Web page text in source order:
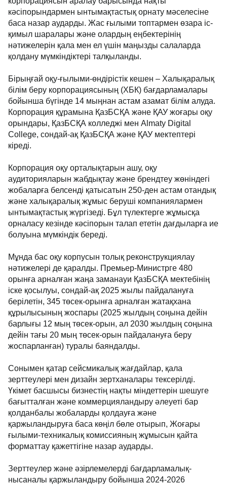
кәсіпорындармен ынтымақтастық орнату мәселесіне
баса назар аударды. Жас ғылыми топтармен өзара іс-
қимыл шаралары және олардың еңбектерінің
нәтижелерін қала мен ел үшін маңызды салаларда
қолдану мүмкіндіктері талқыланды.
Бірыңғай оқу-ғылыми-өндірістік кешен – Халықаралық
білім беру корпорациясының (ХБК) бағдарламалары
бойынша бүгінде 14 мыңнан астам азамат білім алуда.
Корпорация құрамына ҚазБСҚА және ҚАУ жоғары оқу
орындары, ҚазБСҚА колледжі мен Almaty Digital
College, сондай-ақ ҚазБСҚА және ҚАУ мектептері
кіреді.
Корпорация оқу орталықтарын ашу, оқу
аудиторияларын жабдықтау және брендтеу жөніндегі
жобаларға белсенді қатысатын 250-ден астам отандық
және халықаралық жұмыс беруші компаниялармен
ынтымақтастық жүргізеді. Бұл түлектерге жұмысқа
орналасу кезінде кәсіпорын талап ететін дағдыларға ие
болуына мүмкіндік береді.
Мұнда бас оқу корпусын толық реконструкциялау
нәтижелері де қаралды. Премьер-Министрге 480
орынға арналған жаңа заманауи ҚазБСҚА мектебінің
іске қосылуы, сондай-ақ 2025 жылы пайдалануға
берілетін, 345 төсек-орынға арналған жатақхана
құрылысының жоспары (2025 жылдың соңына дейін
барлығы 12 мың төсек-орын, ал 2030 жылдың соңына
дейін тағы 20 мың төсек-орын пайдалануға беру
жоспарланған) туралы баяндалды.
Сонымен қатар сейсмикалық жағдайлар, қала
зерттеулері мен дизайн зертханалары тексерілді.
Үкімет басшысы бизнестің нақты міндеттерін шешуге
бағытталған және коммерцияландыру әлеуеті бар
қолданбалы жобаларды қолдауға және
қаржыландыруға баса көңіл бөле отырып, Жоғары
ғылыми-техникалық комиссияның жұмысын қайта
форматтау қажеттігіне назар аударды.
Зерттеулер және әзірлемелерді бағдарламалық-
нысаналы қаржыландыру бойынша 2024-2026